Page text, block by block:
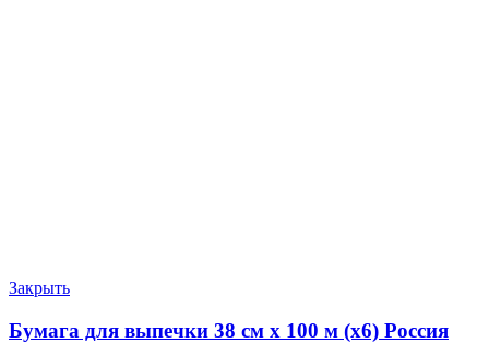
Закрыть
Бумага для выпечки 38 см х 100 м (х6) Россия